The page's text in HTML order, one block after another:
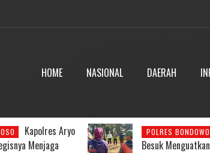
HOME NASIONAL DAERAH
Dari Desa
Pangan Nasional,
BONDOWOSO
Polres